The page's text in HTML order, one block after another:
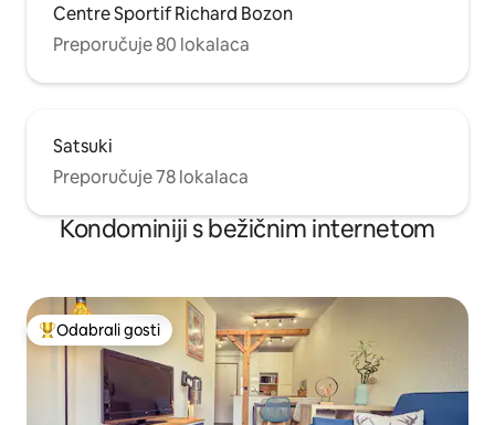
Centre Sportif Richard Bozon
Preporučuje 80 lokalaca
Satsuki
Preporučuje 78 lokalaca
Kondominiji s bežičnim internetom
Među najviše rangiranima s oznakom „Odabrali gosti”
Odabrali gosti